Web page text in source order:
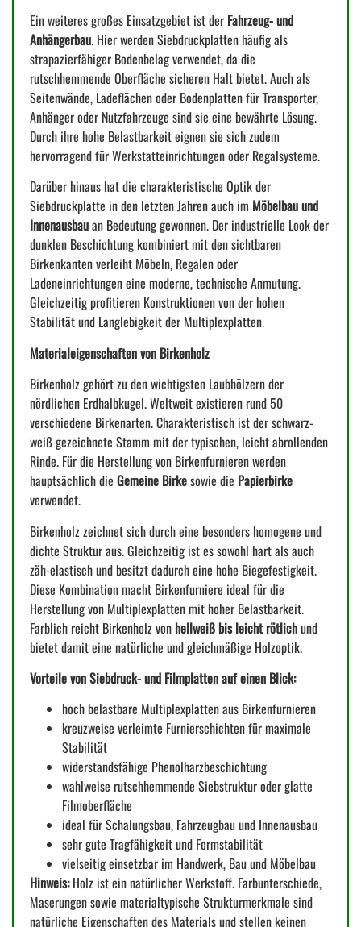
Ein weiteres großes Einsatzgebiet ist der Fahrzeug- und
Anhängerbau. Hier werden Siebdruckplatten häufig als
strapazierfähiger Bodenbelag verwendet, da die
rutschhemmende Oberfläche sicheren Halt bietet. Auch als
Seitenwände, Ladeflächen oder Bodenplatten für Transporter,
Anhänger oder Nutzfahrzeuge sind sie eine bewährte Lösung.
Durch ihre hohe Belastbarkeit eignen sie sich zudem
hervorragend für Werkstatteinrichtungen oder Regalsysteme.
Darüber hinaus hat die charakteristische Optik der
Siebdruckplatte in den letzten Jahren auch im Möbelbau und
Innenausbauan Bedeutung gewonnen. Der industrielle Look der
dunklen Beschichtung kombiniert mit den sichtbaren
Birkenkanten verleiht Möbeln, Regalen oder
Ladeneinrichtungen eine moderne, technische Anmutung.
Gleichzeitig profitieren Konstruktionen von der hohen
Stabilität und Langlebigkeit der Multiplexplatten.
Materialeigenschaften von Birkenholz
Birkenholz gehört zu den wichtigsten Laubhölzern der
nördlichen Erdhalbkugel. Weltweit existieren rund 50
verschiedene Birkenarten. Charakteristisch ist der schwarz-
weiß gezeichnete Stamm mit der typischen, leicht abrollenden
Rinde. Für die Herstellung von Birkenfurnieren werden
hauptsächlich die Gemeine Birkesowie die Papierbirke
verwendet.
Birkenholz zeichnet sich durch eine besonders homogene und
dichte Struktur aus. Gleichzeitig ist es sowohl hart als auch
zäh-elastisch und besitzt dadurch eine hohe Biegefestigkeit.
Diese Kombination macht Birkenfurniere ideal für die
Herstellung von Multiplexplatten mit hoher Belastbarkeit.
Farblich reicht Birkenholz von hellweiß bis leicht rötlichund
bietet damit eine natürliche und gleichmäßige Holzoptik.
Vorteile von Siebdruck- und Filmplatten auf einen Blick:
hoch belastbare Multiplexplatten aus Birkenfurnieren
kreuzweise verleimte Furnierschichten für maximale
Stabilität
widerstandsfähige Phenolharzbeschichtung
wahlweise rutschhemmende Siebstruktur oder glatte
Filmoberfläche
ideal für Schalungsbau, Fahrzeugbau und Innenausbau
sehr gute Tragfähigkeit und Formstabilität
vielseitig einsetzbar im Handwerk, Bau und Möbelbau
Hinweis:Holz ist ein natürlicher Werkstoff. Farbunterschiede,
Maserungen sowie materialtypische Strukturmerkmale sind
natürliche Eigenschaften des Materials und stellen keinen